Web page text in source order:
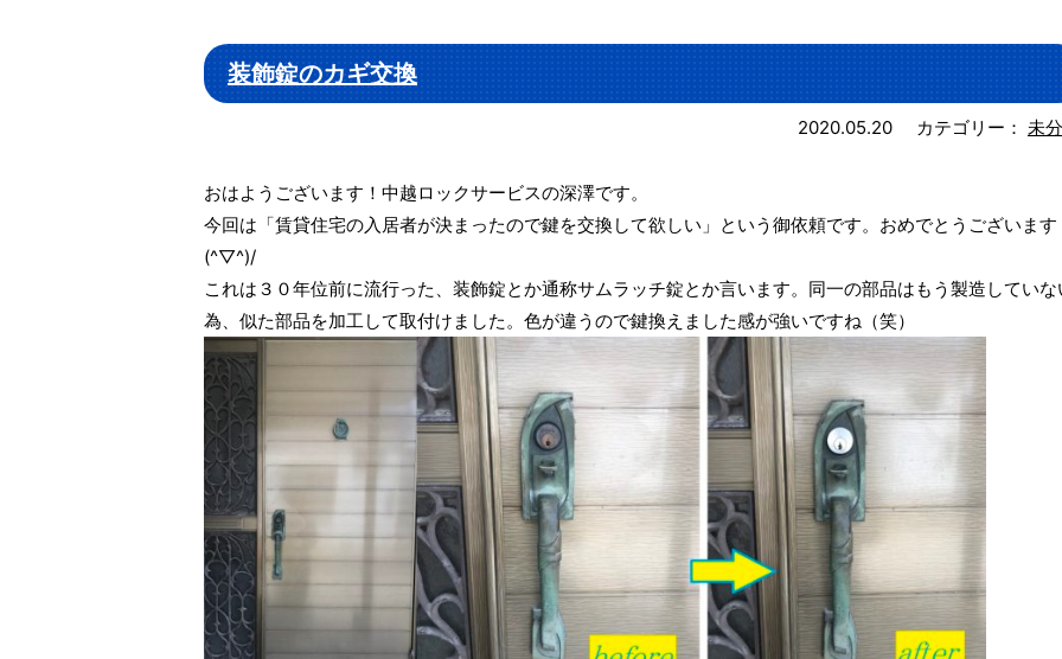
装飾錠のカギ交換
2020.05.20 カテゴリー： 未
おはようございます！中越ロックサービスの深澤です。
今回は「賃貸住宅の入居者が決まったので鍵を交換して欲しい」という御依頼です。おめでとうございます
(^▽^)/
これは３０年位前に流行った、装飾錠とか通称サムラッチ錠とか言います。同一の部品はもう製造していな
為、似た部品を加工して取付けました。色が違うので鍵換えました感が強いですね（笑）